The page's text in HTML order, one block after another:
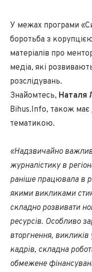
У межах програми
боротьба з
матеріалів про
медіа, які
розслідувань.
Знайомтесь, Наталя
Bihus.Info, також має
тематикою.
«Надзвичайно
журналістику в
раніше працювала в
якими викликами
складно розвивати
ресурсів. Особливо
вторгнення,
кадрів, складна
обмежене